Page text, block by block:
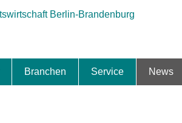
Branchen Service News